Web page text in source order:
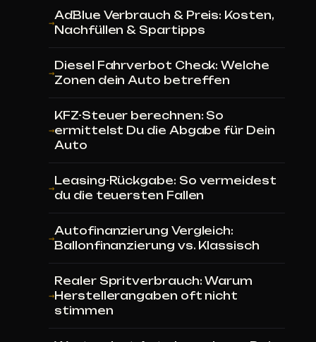
AdBlue Verbrauch & Preis: Kosten,
Nachfüllen & Spartipps
Diesel Fahrverbot Check: Welche
Zonen dein Auto betreffen
KFZ-Steuer berechnen: So
ermittelst Du die Abgabe für Dein
Auto
Leasing-Rückgabe: So vermeidest
du die teuersten Fallen
Autofinanzierung Vergleich:
Ballonfinanzierung vs. Klassisch
Realer Spritverbrauch: Warum
Herstellerangaben oft nicht
stimmen